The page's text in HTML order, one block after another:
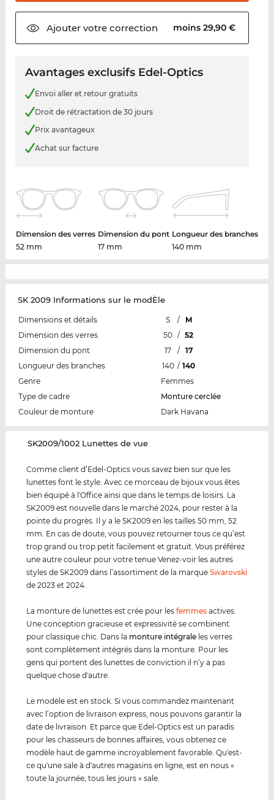
Ajouter votrecorrection moins 29,90 €
Avantages exclusifs Edel-Optics
Envoi aller et retour gratuits
Droit de rétractation de 30 jours
Prix avantageux
Achat sur facture
Dimension des verres
52 mm
Dimension du pont
17 mm
Longueur des branches
140 mm
SK 2009 Informations sur le modÈle
Dimensions et détails S /
M
Dimension des verres
50 / 52
Dimension du pont
17 /
17
Longueur des branches
140 / 140
Genre
Femmes
Type de cadre
Monture cerclée
Couleur de monture
Dark Havana
‌SK2009/1002 Lunettes de vue
Comme client d’Edel-Optics vous savez bien sur que les
lunettes font le style. Avec ce morceau de bijoux vous êtes
bien équipé à l'Office ainsi que dans le temps de loisirs. La
SK2009 est nouvelle dans le marché 2024, pour rester à la
pointe du progrès. Il y a le SK2009 en les tailles 50 mm, 52
mm. En cas de doute, vous pouvez retourner tous ce qu’est
trop grand ou trop petit facilement et gratuit. Vous préférez
une autre couleur pour votre tenue Venez-voir les autres
styles de SK2009 dans l’assortiment de la marqueSwarovski
de 2023 et 2024.
La monture de lunettes est crée pour lesfemmes actives.
Une conception gracieuse et expressivité se combinent
pour classique chic. Dans la monture intégrale les verres
sont complètement intégrés dans la monture. Pour les
gens qui portent des lunettes de conviction il n’y a pas
quelque chose d'autre.
Le modèle est en stock. Si vous commandez maintenant
avec l’option de livraison express, nous pouvons garantir la
date de livraison. Et parce que Edel-Optics est un paradis
pour les chasseurs de bonnes affaires, vous obtenez ce
modèle haut de gamme incroyablement favorable. Qu'est-
ce qu'une sale à d'autres magasins en ligne, est en nous «
toute la journée, tous les jours » sale.